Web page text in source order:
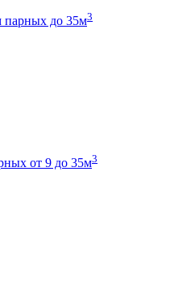
парных до 35м3
от 9 до 35м3